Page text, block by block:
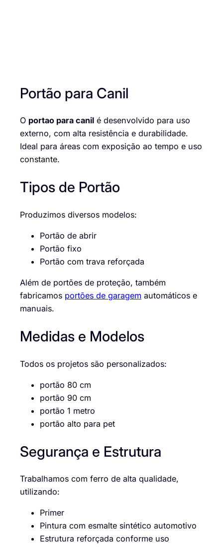
Portão para Canil
O portao para canil é desenvolvido para uso
externo, com alta resistência e durabilidade.
Ideal para áreas com exposição ao tempo e uso
constante.
Tipos de Portão
Produzimos diversos modelos:
Portão de abrir
Portão fixo
Portão com trava reforçada
Além de portões de proteção, também
fabricamos portões de garagem automáticos e
manuais.
Medidas e Modelos
Todos os projetos são personalizados:
portão 80 cm
portão 90 cm
portão 1 metro
portão alto para pet
Segurança e Estrutura
Trabalhamos com ferro de alta qualidade,
utilizando:
Primer
Pintura com esmalte sintético automotivo
Estrutura reforçada conforme uso